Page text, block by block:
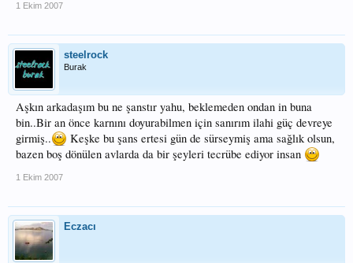
1 Ekim 2007
steelrock
Burak
Aşkın arkadaşım bu ne şanstır yahu, beklemeden ondan in buna
bin..Bir an önce karnını doyurabilmen için sanırım ilahi güç devreye
girmiş..
Keşke bu şans ertesi gün de sürseymiş ama sağlık olsun,
bazen boş dönülen avlarda da bir şeyleri tecrübe ediyor insan
1 Ekim 2007
Eczacı